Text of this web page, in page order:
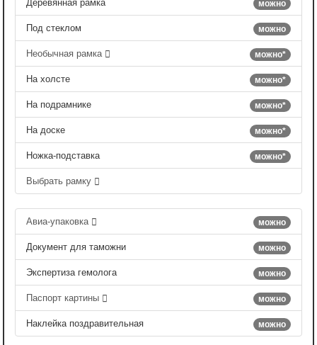
можно
Деревянная рамка
можно
Под стеклом
можно*
Необычная рамка
можно*
На холсте
можно*
На подрамнике
можно*
На доске
можно*
Ножка-подставка
Выбрать рамку
можно
Авиа-упаковка
можно
Документ для таможни
можно
Экспертиза гемолога
можно
Паспорт картины
можно
Наклейка поздравительная